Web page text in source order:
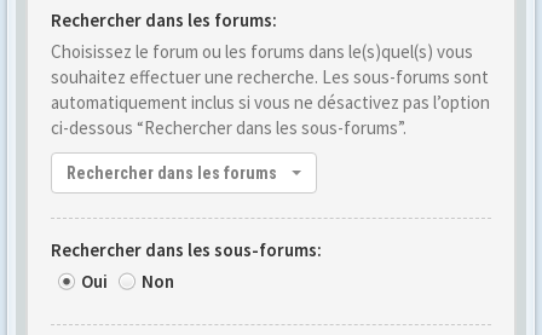
Rechercher dans les forums:
Choisissez le forum ou les forums dans le(s)quel(s) vous
souhaitez effectuer une recherche. Les sous-forums sont
automatiquement inclus si vous ne désactivez pas l’option
ci-dessous “Rechercher dans les sous-forums”.
Rechercher dans les forums
Rechercher dans les sous-forums:
Oui
Non